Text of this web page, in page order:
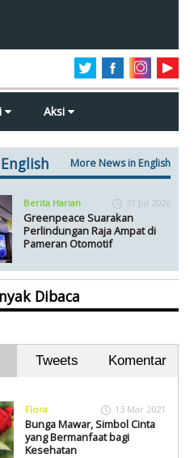
Aksi
More News in English
Berita Harian 31 Jul 2026
Greenpeace Suarakan
Perlindungan Raja Ampat di
Pameran Otomotif
Dibaca
Tweets Komentar
Flora 13 Mar 2021
Bunga Mawar, Simbol Cinta
yang Bermanfaat bagi
Kesehatan